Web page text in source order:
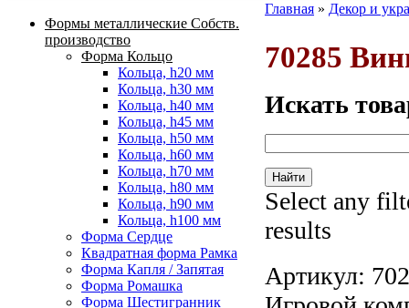
Формы металлические Собств.
производство
Форма Кольцо
Кольца, h20 мм
Кольца, h30 мм
Кольца, h40 мм
Кольца, h45 мм
Кольца, h50 мм
Кольца, h60 мм
Кольца, h70 мм
Кольца, h80 мм
Кольца, h90 мм
Кольца, h100 мм
Форма Сердце
Квадратная форма Рамка
Форма Капля / Запятая
Форма Ромашка
Форма Шестигранник
Главная » Декор и
70285
Искать
Select any
results
Артикул: